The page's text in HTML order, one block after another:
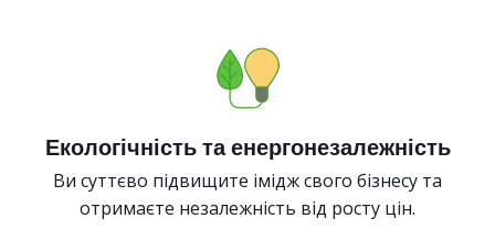
Екологічність та енергонезалежність
Ви суттєво підвищите імідж свого бізнесу та
отримаєте незалежність від росту цін.